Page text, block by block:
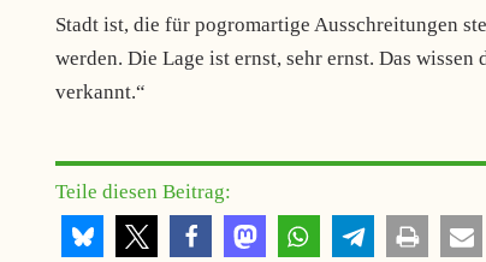
Stadt ist, die für pogromartige Ausschreitungen
werden. Die Lage ist ernst, sehr ernst. Das
verkannt.“
Teile diesen Beitrag: